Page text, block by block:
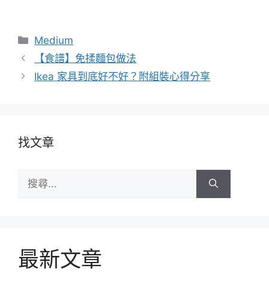
分
類
Medium
【食譜】免揉麵包做法
Ikea 家具到底好不好？附組裝心得分享
找文章
尋:
最新文章